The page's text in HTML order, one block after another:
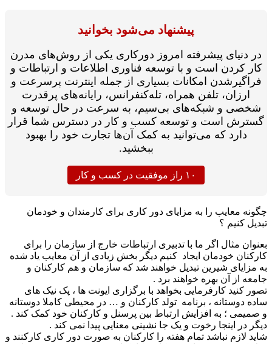
پیشنهاد می‌شود بخوانید
دنیای پیشرفته امروز دورکاری یکی از روش‌های مدرن
کردن است و با توسعه فناوری اطلاعات و ارتباطات و
امکانات بسیاری از جمله اینترنت پرسرعت و
ارزان، تلفن همراه، تله‌کنفرانس، رایانه‌های پرقدرت
و شبکه‌های بی‌سیم، به سرعت در حال توسعه و
است و توسعه کسب و کار در دسترس شما قرار
دارد که می‌توانید به کمک آن‌‎ها تجارت خود را بهبود
ببخشید.
معایب را به مزایای دور کاری برای کارمندان و خودمان
کنیم ؟
مثال اگر ما با تدبیری ارتباطات خارج از سازمان را برای
خودمان ایجاد کنیم دیگر بخش زیادی از آن معایب یاد شده
شیرین تبدیل خواهند شد که سازمان و هم کارکنان و
از آن بهره خواهند برد .
کنید کارفرمایی بخواهد با برگزاری ایونت ها ، پک نیک های
دوستانه ، برنامه تولد کارکنان و … در محیطی کاملا دوستانه
؛ به افزایش ارتباط بین پرسنل و کارکنان خود کمک کند .
در اینجا رخوت و یک جا نشینی معنایی پیدا نمی کند .
لازم نباشد تمام هفته را کارکنان به صورت دور کاری کارکنند و